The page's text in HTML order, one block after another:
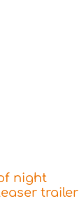
night
trailer